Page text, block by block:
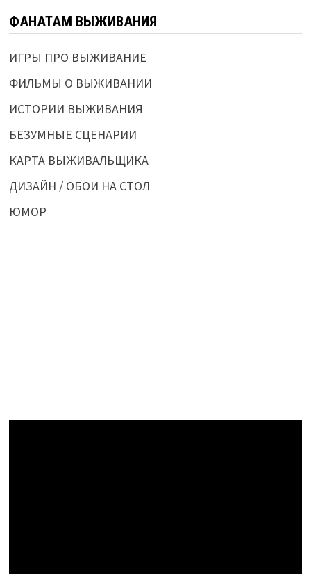
ФАНАТАМ ВЫЖИВАНИЯ
ИГРЫ ПРО ВЫЖИВАНИЕ
ФИЛЬМЫ О ВЫЖИВАНИИ
ИСТОРИИ ВЫЖИВАНИЯ
БЕЗУМНЫЕ СЦЕНАРИИ
КАРТА ВЫЖИВАЛЬЩИКА
ДИЗАЙН / ОБОИ НА СТОЛ
ЮМОР